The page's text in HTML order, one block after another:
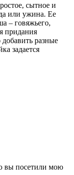
сытное и
или ужина. Ее
– говяжьего,
придания
разные
задается
вы посетили мою